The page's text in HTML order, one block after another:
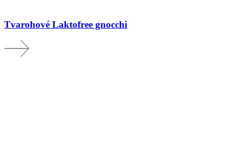
Tvarohové Laktofree gnocchi